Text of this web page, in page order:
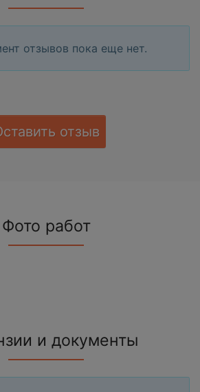
отзывов пока еще нет.
отзыв
Фото работ
и документы